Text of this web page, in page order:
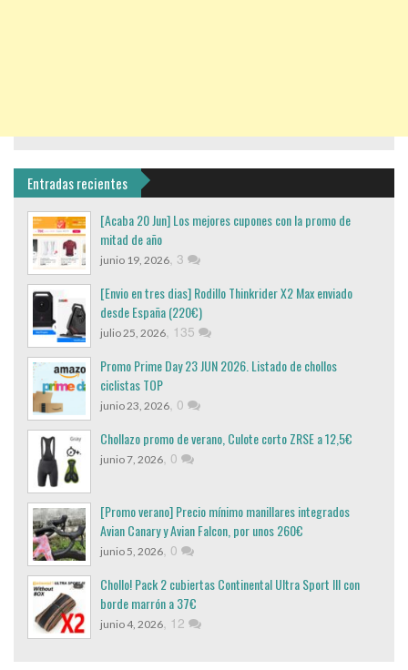
Entradas recientes
[Acaba 20 Jun] Los mejores cupones con la promo de
mitad de año
junio 19, 2026, 3
[Envio en tres dias] Rodillo Thinkrider X2 Max enviado
desde España (220€)
julio 25, 2026, 135
Promo Prime Day 23 JUN 2026. Listado de chollos
ciclistas TOP
junio 23, 2026, 0
Chollazo promo de verano, Culote corto ZRSE a 12,5€
junio 7, 2026, 0
[Promo verano] Precio mínimo manillares integrados
Avian Canary y Avian Falcon, por unos 260€
junio 5, 2026, 0
Chollo! Pack 2 cubiertas Continental Ultra Sport III con
borde marrón a 37€
junio 4, 2026, 12